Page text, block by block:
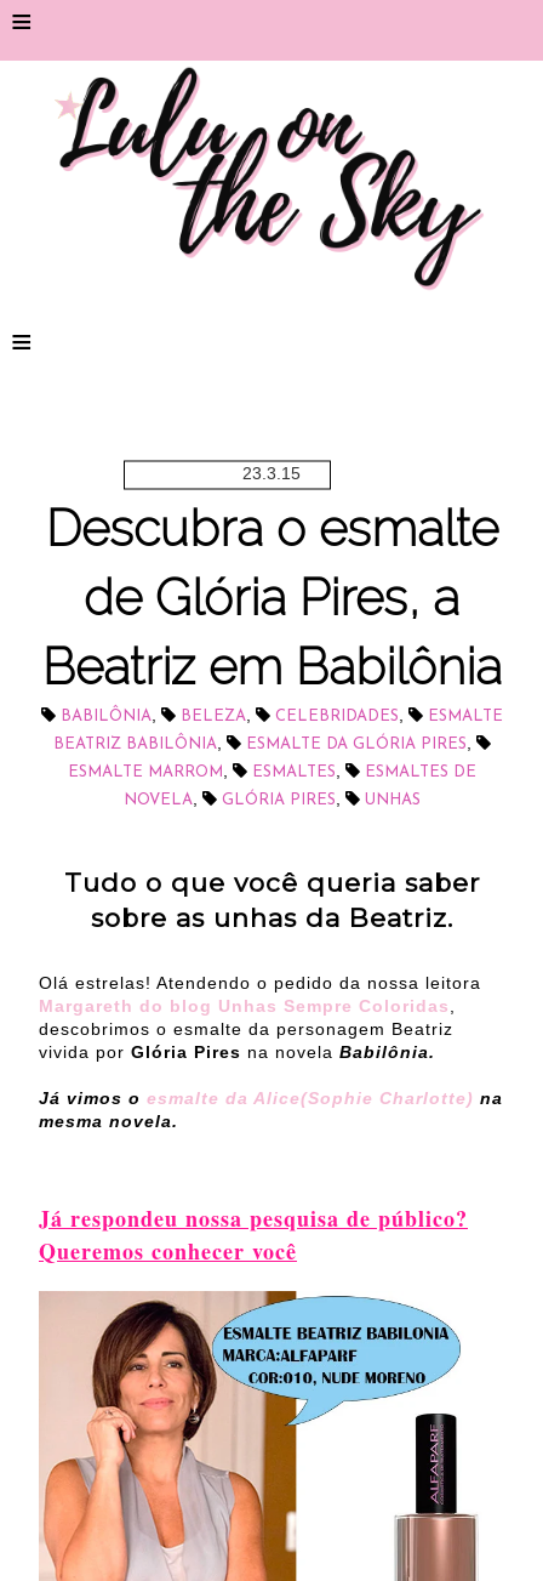
≡
≡
23.3.15
Descubra o esmalte
de Glória Pires, a
Beatriz em Babilônia
BABILÔNIA, BELEZA, CELEBRIDADES,
ESMALTE
BEATRIZ BABILÔNIA, ESMALTE DA GLÓRIA PIRES,
ESMALTE MARROM , ESMALTES,
ESMALTES DE
NOVELA, GLÓRIA PIRES, UNHAS
Tudo o que você queria saber
sobre as unhas da Beatriz.
Olá estrelas! Atendendo o pedido da nossa leitora
Margareth do blog Unhas Sempre Coloridas
descobrimos o esmalte da personagem Beatriz
vivida por Glória Pires na novela Babilônia.
Já vimos o esmalte da Alice(Sophie Charlotte) na
mesma novela.
Já respondeu nossa pesquisa de público?
Queremos conhecer você